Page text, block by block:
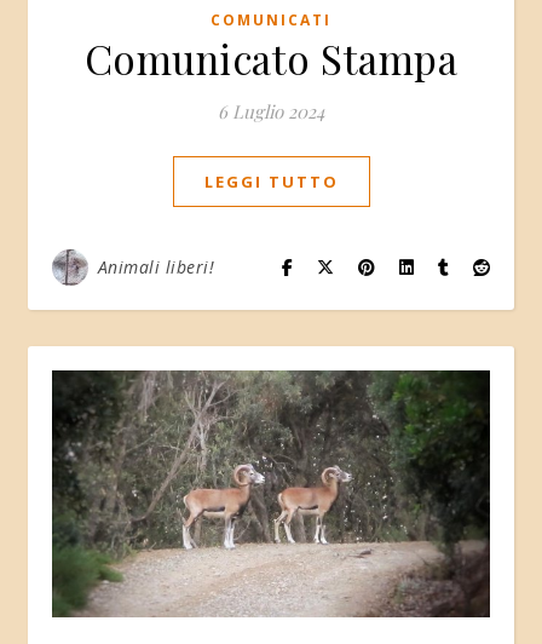
COMUNICATI
Comunicato Stampa
6 Luglio 2024
LEGGI TUTTO
Animali liberi!